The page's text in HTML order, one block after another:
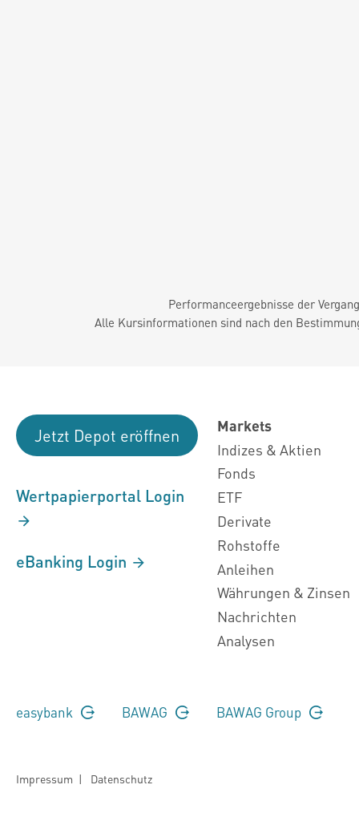
Performanceergebnisse der
Alle Kursinformationen sind nach den
Jetzt Depot eröffnen
Wertpapierportal Login
eBanking Login
Markets
Indizes & Aktien
Fonds
ETF
Derivate
Rohstoffe
Anleihen
Währungen & Zinsen
Nachrichten
Analysen
easybank BAWAG BAWAG Group
Impressum | Datenschutz